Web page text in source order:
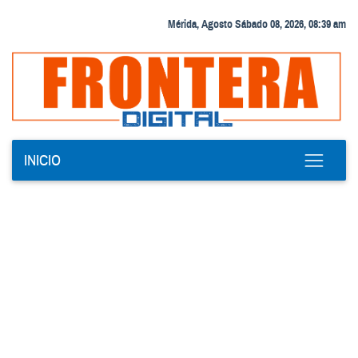
Mérida, Agosto Sábado 08, 2026, 08:39 am
INICIO